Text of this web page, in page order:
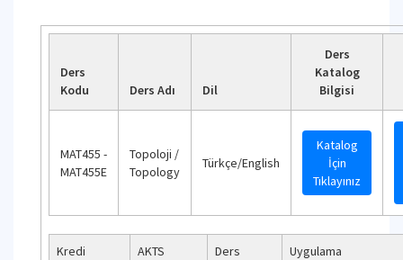
Ders
Kodu
Ders Adı Dil
Ders
Katalog
Bilgisi
MAT455 -
MAT455E
Topoloji /
Topology
Türkçe/English
Katalog
İçin
Tıklayınız
Kredi AKTS Ders Uygulama